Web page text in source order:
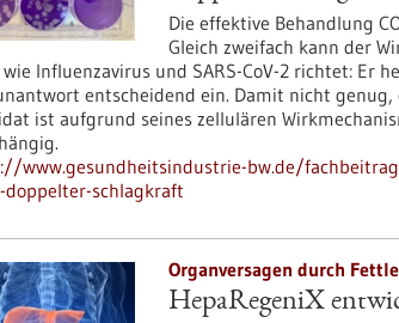
Die effektive Behandlung
Gleich zweifach kann der
Influenzavirus und SARS-CoV-2 richtet: Er
entscheidend ein. Damit nicht
ist aufgrund seines zellulären
www.gesundheitsindustrie-bw.de/
schlagkraft
Organversagen durch
HepaRegeniX